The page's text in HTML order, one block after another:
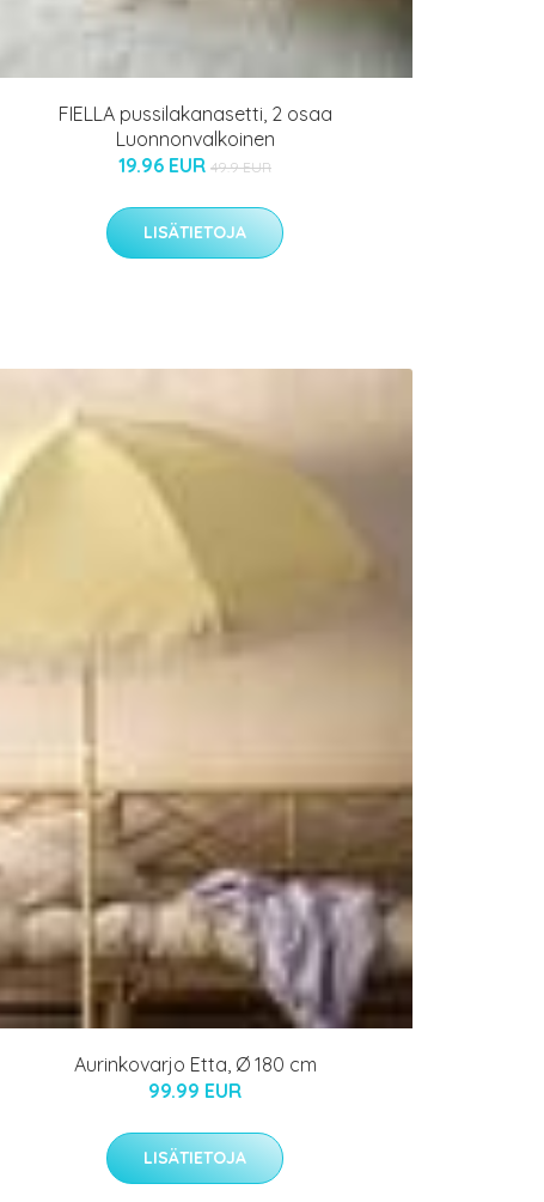
FIELLA pussilakanasetti, 2 osaa
Luonnonvalkoinen
19.96 EUR 49.9 EUR
LISÄTIETOJA
Aurinkovarjo Etta, Ø 180 cm
99.99 EUR
LISÄTIETOJA